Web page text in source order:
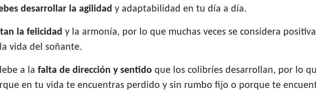
desarrollar la agilidad y adaptabilidad en tu día a día.
la felicidad y la armonía, por lo que muchas veces se considera
vida del soñante.
a la falta de dirección y sentido que los colibríes desarrollan, por lo
en tu vida te encuentras perdido y sin rumbo fijo o porque te